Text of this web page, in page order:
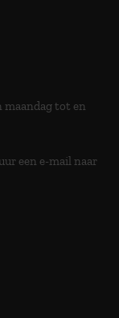
maandag tot en
een e-mail naar